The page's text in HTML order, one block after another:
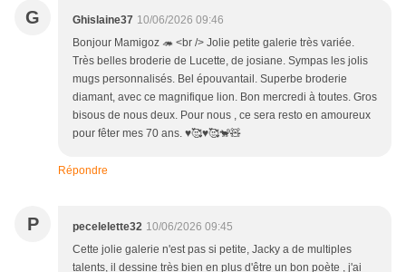
G Ghislaine37 10/06/2026 09:46
Bonjour Mamigoz 🦔 <br /> Jolie petite galerie très variée.
Très belles broderie de Lucette, de josiane. Sympas les jolis
mugs personnalisés. Bel épouvantail. Superbe broderie
diamant, avec ce magnifique lion. Bon mercredi à toutes. Gros
bisous de nous deux. Pour nous , ce sera resto en amoureux
pour fêter mes 70 ans. ♥️🥰♥️🥰🐒🧸
Répondre
P pecelelette32 10/06/2026 09:45
Cette jolie galerie n'est pas si petite, Jacky a de multiples
talents, il dessine très bien en plus d'être un bon poète , j'ai